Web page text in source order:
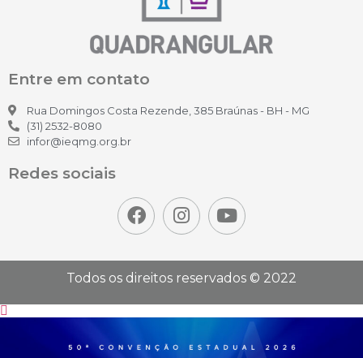
Entre em contato
Rua Domingos Costa Rezende, 385 Braúnas - BH - MG
(31) 2532-8080
infor@ieqmg.org.br
Redes sociais
Todos os direitos reservados © 2022